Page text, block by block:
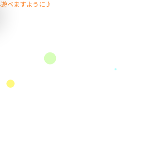
べますように♪